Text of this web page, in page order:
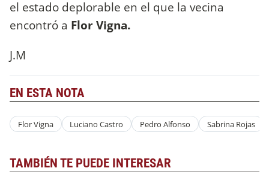
el estado deplorable en el que la vecina
encontró a Flor Vigna.
J.M
EN ESTA NOTA
Flor Vigna Luciano Castro Pedro Alfonso Sabrina Rojas
TAMBIÉN TE PUEDE INTERESAR